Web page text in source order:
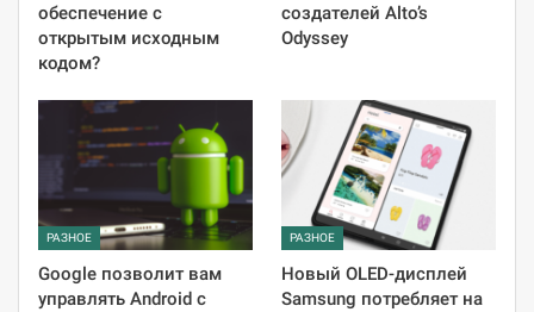
обеспечение с
открытым исходным
кодом?
создателей Alto’s
Odyssey
РАЗНОЕ
Google позволит вам
управлять Android с
РАЗНОЕ
Новый OLED-дисплей
Samsung потребляет на